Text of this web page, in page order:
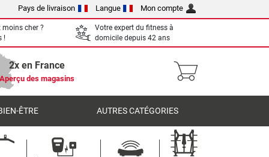
Pays de livraison Langue Mon compte
moins cher ?
!
Votre expert du fitness à
domicile depuis 42 ans
2x en France
des magasins
ÊTRE AUTRES CATÉGORIES